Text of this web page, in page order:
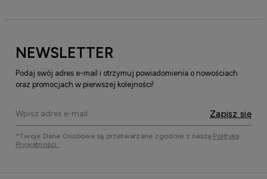
NEWSLETTER
Podaj swój adres e-mail i otrzymuj powiadomienia o nowościach
oraz promocjach w pierwszej kolejności!
Zapisz się
*Twoje Dane Osobowe są przetwarzane zgodnie z naszą Polityką
Prywatności.